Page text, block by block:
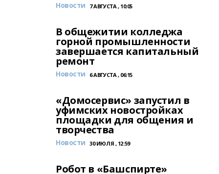
Новости 7 АВГУСТА , 10:05
В общежитии колледжа
горной промышленности
завершается капитальный
ремонт
Новости 6 АВГУСТА , 06:15
«Домосервис» запустил в
уфимских новостройках
площадки для общения и
творчества
Новости 30 ИЮЛЯ , 12:59
Робот в «Башспирте»